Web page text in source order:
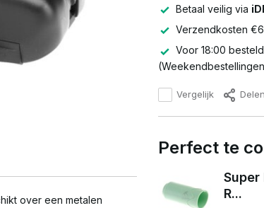
over een metalen
Betaal veilig via
Verzendkosten
Voor 18:00
Vergelijk Delen
Perfect te
Super
R...